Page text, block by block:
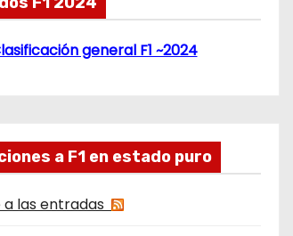
general F1 ~2024
a F1 en estado puro
las entradas